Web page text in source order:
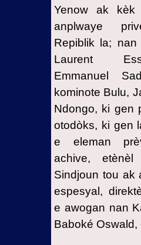
Yenow ak kèk
anplwaye
Repiblik la; nan
Laurent
Emmanuel
kominote Bulu,
Ndongo, ki gen
otodòks, ki gen
e eleman
achive,
Sindjoun tou ak
espesyal,
e awogan nan
Baboké Oswald,